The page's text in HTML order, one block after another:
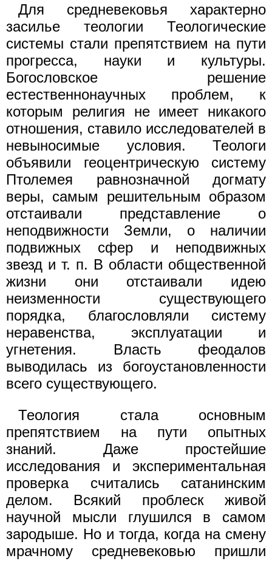
Для средневековья характерно
засилье теологии Теологические
системы стали препятствием на пути
прогресса, науки и культуры.
Богословское решение
естественнонаучных проблем, к
которым религия не имеет никакого
отношения, ставило исследователей в
невыносимые условия. Теологи
объявили геоцентрическую систему
Птолемея равнозначной догмату
веры, самым решительным образом
отстаивали представление о
неподвижности Земли, о наличии
подвижных сфер и неподвижных
звезд и т. п. В области общественной
жизни они отстаивали идею
неизменности существующего
порядка, благословляли систему
неравенства, эксплуатации и
угнетения. Власть феодалов
выводилась из богоустановленности
всего существующего.
Теология стала основным
препятствием на пути опытных
знаний. Даже простейшие
исследования и экспериментальная
проверка считались сатанинским
делом. Всякий проблеск живой
научной мысли глушился в самом
зародыше. Но и тогда, когда на смену
мрачному средневековью пришли